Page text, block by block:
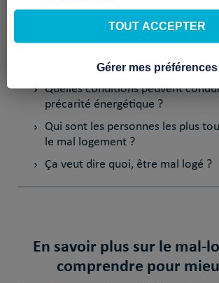
Qui sont les personnes les plus
les difficultés énergétiques ?
énergétique ?
Quelles conditions peuvent
précarité énergétique ?
Qui sont les personnes les plus
le mal logement ?
Ça veut dire quoi, être mal logé ?
En savoir plus sur le mal-
comprendre pour
TOUT ACCEPTER
Gérer mes préférences